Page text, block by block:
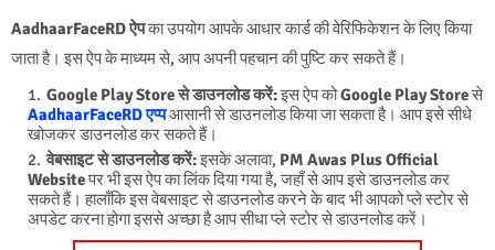
AadhaarFaceRD ऐपका उपयोग आपके आधार कार्ड की वेरिफिकेशन के लिए किया
जाता है। इस ऐप के माध्यम से, आप अपनी पहचान की पुष्टि कर सकते हैं।
Google Play Store से डाउनलोड करें:इस ऐप कोGoogle Play Storeसे
AadhaarFaceRD एप्पआसानी से डाउनलोड किया जा सकता है। आप इसे सीधे
खोजकर डाउनलोड कर सकते हैं।
वेबसाइट से डाउनलोड करें:इसके अलावा, PM Awas Plus Official
Websiteपर भी इस ऐप का लिंक दिया गया है, जहाँ से आप इसे डाउनलोड कर
सकते हैं। हालाँकि इस वेबसाइट से डाउनलोड करने के बाद भी आपको प्ले स्टोर से
अपडेट करना होगा इससे अच्छा है आप सीधा प्ले स्टोर से डाउनलोड करें।